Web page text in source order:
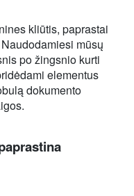
kliūtis, paprastai
mūsų
po žingsnio kurti
elementus
dokumento